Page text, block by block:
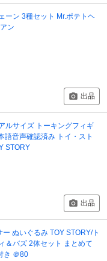
ーン 3種セット Mr.ポテトヘ
ン
出品
ルサイズ トーキングフィギ
語音声確認済み トイ・スト
STORY
出品
ぬいぐるみ TOY STORY/ト
＆バズ 2体セット まとめて
き ＠80